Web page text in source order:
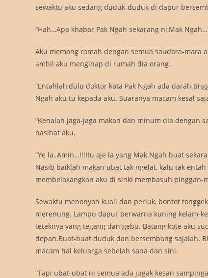
sewaktu aku sedang duduk-duduk di dapur
“Hah…Apa khabar Pak Ngah sekarang ni,Mak
Aku memang ramah dengan semua saudara-mara
ambil aku menginap di rumah dia orang.
“Entahlah,dulu doktor kata Pak Ngah ada darah
Ngah aku tu kepada aku. Suaranya macam kesal
“Kenalah jaga-jaga makan dan minum dia dengan
nasihat aku.
“Ye la, Amin…!!!Itu aje la yang Mak Ngah buat
Nasib baiklah makan ubat tak ngelat, kalu tak
membelakangkan aku di sinki membasuh pinggan-
Sewaktu menonyoh kuali dan periuk, bontot
merenung. Lampu dapur berwarna kuning kelam-
teteknya yang tegang dan gebu. Batang kote aku
depan.Buat-buat duduk dan bersembang sajalah.
macam hal keluarga sebelah sana dan sini.
“Tapi ubat-ubat ni semua ada jugak kesan